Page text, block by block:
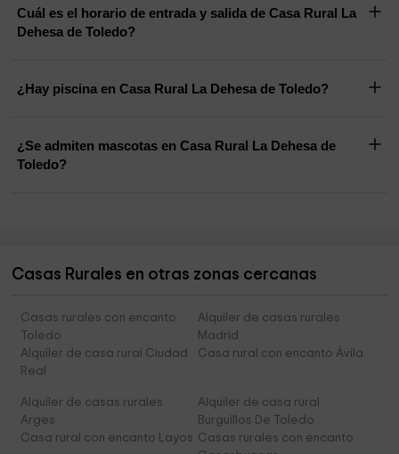
Cuál es el horario de entrada y salida de Casa Rural La
Dehesa de Toledo?
¿Hay piscina en Casa Rural La Dehesa de Toledo?
¿Se admiten mascotas en Casa Rural La Dehesa de
Toledo?
Casas Rurales en otras zonas cercanas
Casas rurales con encanto
Toledo
Alquiler de casas rurales
Madrid
Alquiler de casa rural Ciudad
Real
Casa rural con encanto Ávila
Alquiler de casas rurales
Arges
Alquiler de casa rural
Burguillos De Toledo
Casa rural con encanto Layos Casas rurales con encanto